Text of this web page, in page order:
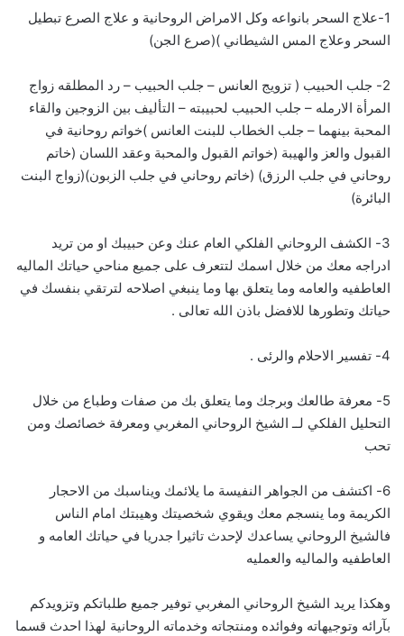
1-علاج السحر بانواعه وكل الامراض الروحانية و علاج الصرع تبطيل
السحر وعلاج المس الشيطاني )(صرع الجن)
2- جلب الحبيب ( تزويج العانس – جلب الحبيب – رد المطلقه زواج
المرأة الارمله – جلب الحبيب لحبيبته – التأليف بين الزوجين والقاء
المحبة بينهما – جلب الخطاب للبنت العانس )خواتم روحانية في
القبول والعز والهيبة (خواتم القبول والمحبة وعقد اللسان (خاتم
روحاني في جلب الرزق) (خاتم روحاني في جلب الزبون)(زواج البنت
البائرة)
3- الكشف الروحاني الفلكي العام عنك وعن حبيبك او من تريد
ادراجه معك من خلال اسمك لتتعرف على جميع مناحي حياتك الماليه
العاطفيه والعامه وما يتعلق بها وما ينبغي اصلاحه لترتقي بنفسك في
حياتك وتطورها للافضل باذن الله تعالى .
4- تفسير الاحلام والرئى .
5- معرفة طالعك وبرجك وما يتعلق بك من صفات وطباع من خلال
التحليل الفلكي لــ الشيخ الروحاني المغربي ومعرفة خصائصك ومن
تحب
6- اكتشف من الجواهر النفيسة ما يلائمك ويناسبك من الاحجار
الكريمة وما ينسجم معك ويقوي شخصيتك وهيبتك امام الناس
فالشيخ الروحاني يساعدك لإحدث تاثيرا جدريا في حياتك العامه و
العاطفيه والماليه والعمليه
وهكذا يريد الشيخ الروحاني المغربي توفير جميع طلباتكم وتزويدكم
بآرائه وتوجيهاته وفوائده ومنتجاته وخدماته الروحانية لهذا احدث قسما